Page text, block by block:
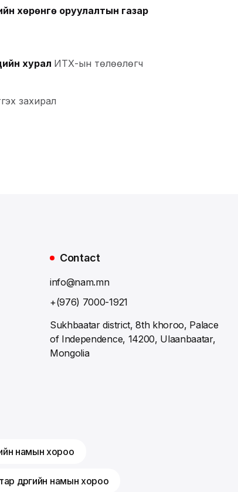
хөрөнгө оруулалтын газар
хурал ИТХ-ын төлөөлөгч
захирал
Contact
info@nam.mn
+(976) 7000-1921
Sukhbaatar district, 8th khoroo, Palace
of Independence, 14200, Ulaanbaatar,
Mongolia
намын хороо
дүүргийн намын хороо